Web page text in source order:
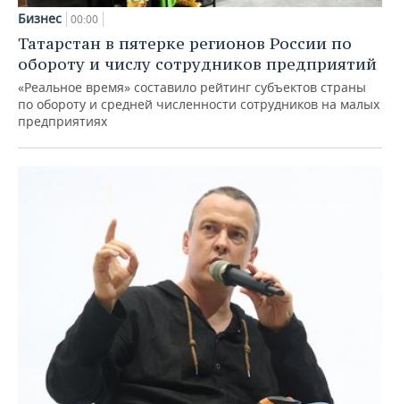
Бизнес 00:00
Татарстан в пятерке регионов России по
обороту и числу сотрудников предприятий
«Реальное время» составило рейтинг субъектов страны
по обороту и средней численности сотрудников на малых
предприятиях